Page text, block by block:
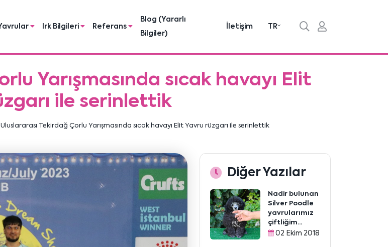
Irk Bilgileri Referans
Blog (Yararlı
Bilgiler)
İletişim TR
Yarışmasında sıcak havayı Elit
ile serinlettik
Uluslararası Tekirdağ Çorlu Yarışmasında sıcak havayı Elit Yavru rüzgarı ile serinlettik
Diğer Yazılar
Nadir bulunan
Silver Poodle
yavrularımız
çiftliğim...
02 Ekim 2018